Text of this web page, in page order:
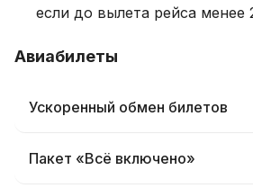
если до вылета рейса менее
Авиабилеты
Ускоренный обмен билетов
Пакет «Всё включено»